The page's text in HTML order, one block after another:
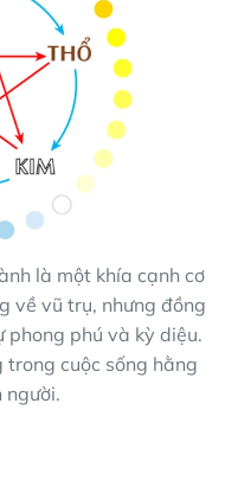
là một khía cạnh cơ
về vũ trụ, nhưng đồng
phong phú và kỳ diệu.
cuộc sống hằng
người.